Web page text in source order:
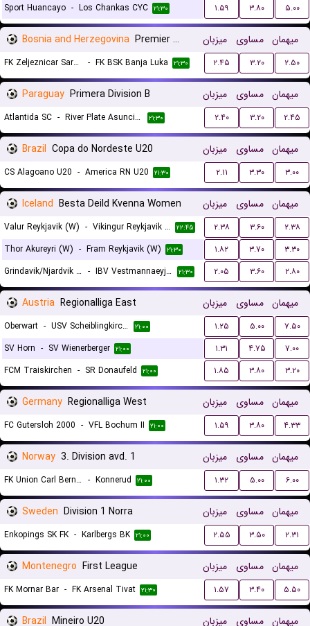
Sport Huancayo - Los Chankas CYC ۲۱:۳۰ ۱.۵۹ ۳.۸۰ ۵.۰۰
Bosnia and Herzegovina Premier Liga میزبان مساوی میهمان
FK Zeljeznicar Sarajevo - FK BSK Banja Luka ۲۱:۳۰ ۲.۴۵ ۳.۲۰ ۲.۵۰
Paraguay Primera Division B میزبان مساوی میهمان
Atlantida SC - River Plate Asuncion ۲۱:۳۰ ۲.۴۰ ۳.۲۰ ۲.۴۵
Brazil Copa do Nordeste U20 میزبان مساوی میهمان
CS Alagoano U20 - America RN U20 ۲۱:۳۰ ۲.۱۱ ۳.۳۰ ۳.۰۰
Iceland Besta Deild Kvenna Women میزبان مساوی میهمان
Valur Reykjavik (W) - Vikingur Reykjavik (W) ۲۲:۴۵ ۲.۳۸ ۳.۶۰
۲.۳۸
Thor Akureyri (W) - Fram Reykjavik (W) ۲۱:۳۰ ۱.۸۲ ۳.۷۰
۳.۳۰
Grindavik/Njardvik (W) - IBV Vestmannaeyjar (W) ۲۱:۳۰ ۲.۰۵ ۳.۶۰ ۲.۸۰
Austria Regionalliga East میزبان مساوی میهمان
Oberwart - USV Scheiblingkirchen ۲۱:۰۰ ۱.۲۵ ۵.۰۰
۷.۵۰
SV Horn - SV Wienerberger ۲۱:۰۰ ۱.۳۱ ۴.۷۵
۷.۰۰
FCM Traiskirchen - SR Donaufeld ۲۱:۰۰ ۱.۸۵ ۳.۸۰ ۳.۲۰
Germany Regionalliga West میزبان مساوی میهمان
FC Gutersloh 2000 - VFL Bochum II ۲۱:۰۰ ۱.۵۹ ۳.۸۰ ۴.۳۳
Norway 3. Division avd. 1 میزبان مساوی میهمان
FK Union Carl Berner - Konnerud ۲۱:۰۰ ۱.۳۲ ۵.۰۰ ۶.۰۰
Sweden Division 1 Norra میزبان مساوی میهمان
Enkopings SK FK - Karlbergs BK ۲۱:۰۰ ۲.۵۵ ۳.۵۰ ۲.۳۱
Montenegro First League میزبان مساوی میهمان
FK Mornar Bar - FK Arsenal Tivat ۲۱:۳۰ ۱.۵۷ ۳.۴۰ ۵.۵۰
Brazil Mineiro U20 میزبان مساوی میهمان